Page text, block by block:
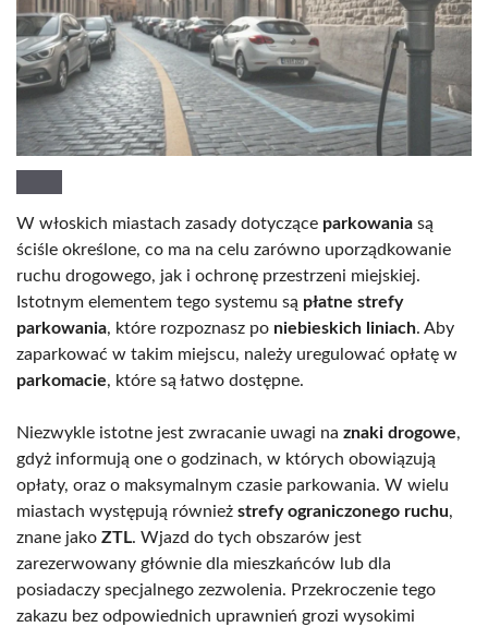
W włoskich miastach zasady dotyczące parkowania są
ściśle określone, co ma na celu zarówno uporządkowanie
ruchu drogowego, jak i ochronę przestrzeni miejskiej.
Istotnym elementem tego systemu są płatne strefy
parkowania, które rozpoznasz po niebieskich liniach. Aby
zaparkować w takim miejscu, należy uregulować opłatę w
parkomacie, które są łatwo dostępne.
Niezwykle istotne jest zwracanie uwagi na znaki drogowe,
gdyż informują one o godzinach, w których obowiązują
opłaty, oraz o maksymalnym czasie parkowania. W wielu
miastach występują również strefy ograniczonego ruchu,
znane jako ZTL. Wjazd do tych obszarów jest
zarezerwowany głównie dla mieszkańców lub dla
posiadaczy specjalnego zezwolenia. Przekroczenie tego
zakazu bez odpowiednich uprawnień grozi wysokimi